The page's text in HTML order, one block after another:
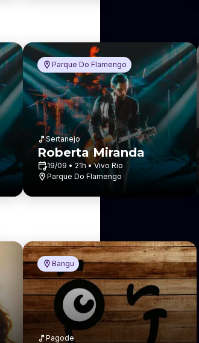
Parque Do Flamengo
Sertanejo
Roberta Miranda
19/09 • 21h • Vivo Rio
Parque Do Flamengo
Bangu
Pagode